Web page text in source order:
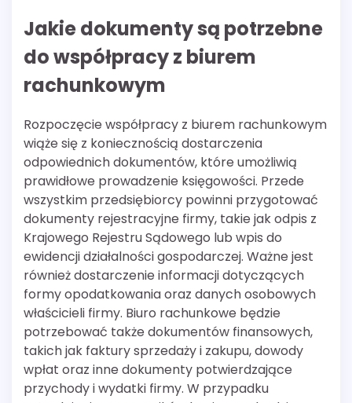
Jakie dokumenty są potrzebne
do współpracy z biurem
rachunkowym
Rozpoczęcie współpracy z biurem rachunkowym
wiąże się z koniecznością dostarczenia
odpowiednich dokumentów, które umożliwią
prawidłowe prowadzenie księgowości. Przede
wszystkim przedsiębiorcy powinni przygotować
dokumenty rejestracyjne firmy, takie jak odpis z
Krajowego Rejestru Sądowego lub wpis do
ewidencji działalności gospodarczej. Ważne jest
również dostarczenie informacji dotyczących
formy opodatkowania oraz danych osobowych
właścicieli firmy. Biuro rachunkowe będzie
potrzebować także dokumentów finansowych,
takich jak faktury sprzedaży i zakupu, dowody
wpłat oraz inne dokumenty potwierdzające
przychody i wydatki firmy. W przypadku